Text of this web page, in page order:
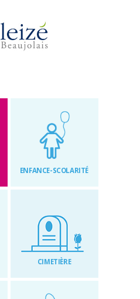
en beaujolais
ENFANCE-SCOLARITÉ
CIMETIÈRE